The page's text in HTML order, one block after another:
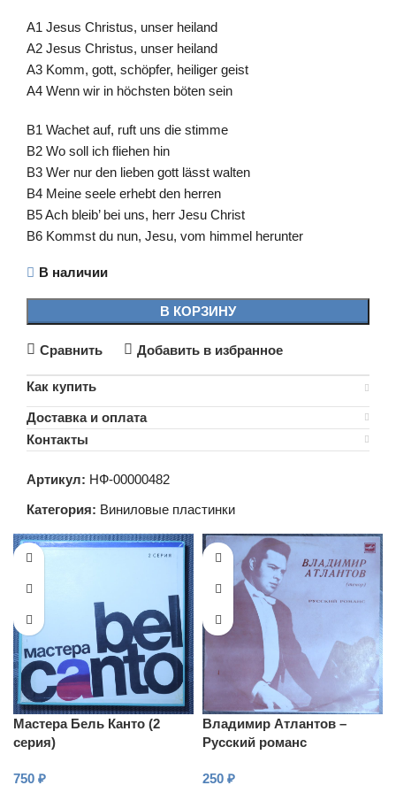
A1 Jesus Christus, unser heiland
A2 Jesus Christus, unser heiland
A3 Komm, gott, schöpfer, heiliger geist
A4 Wenn wir in höchsten böten sein
B1 Wachet auf, ruft uns die stimme
B2 Wo soll ich fliehen hin
B3 Wer nur den lieben gott lässt walten
B4 Meine seele erhebt den herren
B5 Ach bleib’ bei uns, herr Jesu Christ
B6 Kommst du nun, Jesu, vom himmel herunter
В наличии
В КОРЗИНУ
Сравнить Добавить в избранное
Как купить
Доставка и оплата
Контакты
Артикул: НФ-00000482
Категория: Виниловые пластинки
Мастера Бель Канто (2
серия)
750 ₽
Владимир Атлантов –
Русский романс
250 ₽